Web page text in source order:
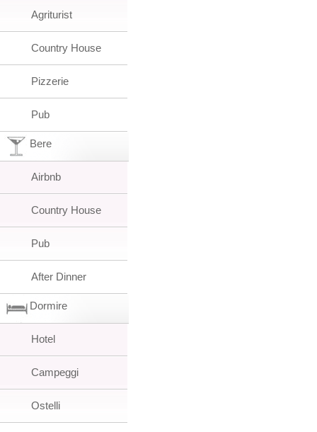
Agriturist
Country House
Pizzerie
Pub
Bere
Airbnb
Country House
Pub
After Dinner
Dormire
Hotel
Campeggi
Ostelli